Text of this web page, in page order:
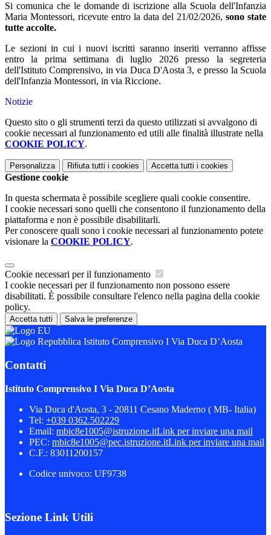
Si comunica che le domande di iscrizione alla Scuola dell'Infanzia
Maria Montessori, ricevute entro la data del 21/02/2026, sono state
tutte accolte.
Le sezioni in cui i nuovi iscritti saranno inseriti verranno affisse
entro la prima settimana di luglio 2026 presso la segreteria
dell'Istituto Comprensivo, in via Duca D'Aosta 3, e presso la Scuola
dell'Infanzia Montessori, in via Riccione.
Notizie
Questo sito o gli strumenti terzi da questo utilizzati si avvalgono di
cookie necessari al funzionamento ed utili alle finalità illustrate nella
COOKIE POLICY.
Personalizza Rifiuta tutti i cookies Accetta tutti i cookies
Gestione cookie
In questa schermata è possibile scegliere quali cookie consentire.
I cookie necessari sono quelli che consentono il funzionamento della
piattaforma e non è possibile disabilitarli.
Per conoscere quali sono i cookie necessari al funzionamento potete
visionare la COOKIE POLICY.
Cookie necessari per il funzionamento
I cookie necessari per il funzionamento non possono essere
disabilitati. È possibile consultare l'elenco nella pagina della cookie
policy.
Accetta tutti Salva le preferenze
Istituto Comprensivo I Via Duca D’Aosta
Contatti
Istituto Comprensivo I Via Duca D’Aosta
Via Duca d'Aosta, 3 - 20811 Cesano Maderno ( MB- Italia)
Tel: +039 0362.502229
Email: mbic8e1005@istruzione.itLink per inviare una mail
PEC: mbic8e1005@pec.istruzione.itLink per inviare una mail
C.F.: 83011200157
Codice univoco: UF9738
Sezione Link Utili